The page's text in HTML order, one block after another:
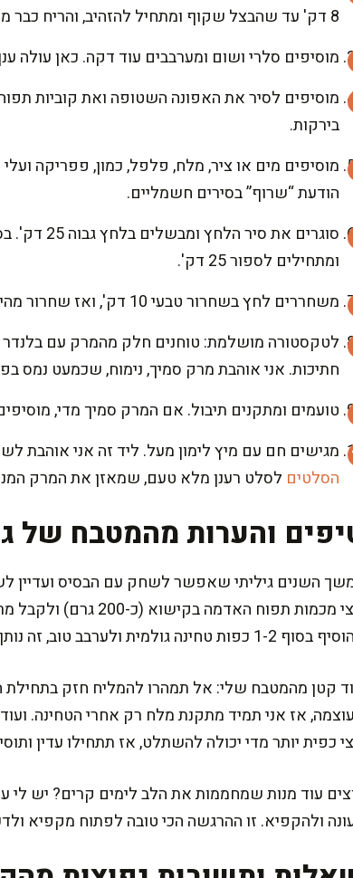
8 דק' עד שהבצל שקוף ומתחיל להזהיב, והריח כבר מתחיל להיות כמו של סבתא.
מוסיפים סלרי ושום ומערבבים עוד דקה. כאן
מוסיפים לסיר את האפונה השטופה ואת קוביות
בירקות.
מוסיפים מים או ציר, מלח, פלפל, כמון, פפריקה
הודעת “שרוף” בסירים חשמליים.
סוגרים
ומתחילים לספור 25 דק'.
משחררים לחץ בשחרור טבעי 10 דק', ואז שחרור מהיר בזהירות לפי הוראות הסיר. פותחים ומוציאים את עלי הדפנה.
חתיכות. אני אוהבת מרק סמיך, נימוח, שכמעט נמס
טועמים ומתקנים תיבול. אם המרק סמיך מדי, מוסיפים עוד 100-200 מ"ל מים רותחים
מגישים חם עם מיץ לימון מעל. ליד זה אני אוהבת
הסלטים לסלט רענן מלא טעם, שמאזן את המרק
והערות מהמטבח של
השנים גיליתי שאפשר לשחק עם הבסיס ועדיין
חצי מכמות תפוח
2 כפות טחינה גולמית ולערבב טוב, זה נותן עומק וטעם אגוזי עדין.
קטן מהמטבח שלי: אל תמהרו להמליח חזק בתחילת
אז אני תמיד מתקנת מלח רק אחרי הטחינה.
כפית יותר מדי יכולה להשתלט, אז תתחילו עדין
עוד מנות שמחממות את הלב לימים קרים? יש לי
ולהקפיא. זו ההרגשה הכי טובה לפתוח מקפיא